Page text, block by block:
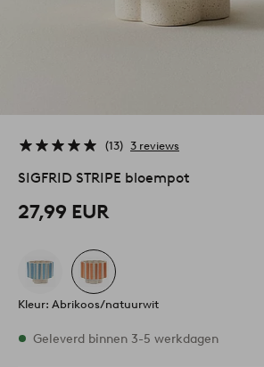
13 3 reviews
SIGFRID STRIPE bloempot
27,99 EUR
Kleur: Abrikoos/natuurwit
Op voorraad
Geleverd binnen 3-5 werkdagen